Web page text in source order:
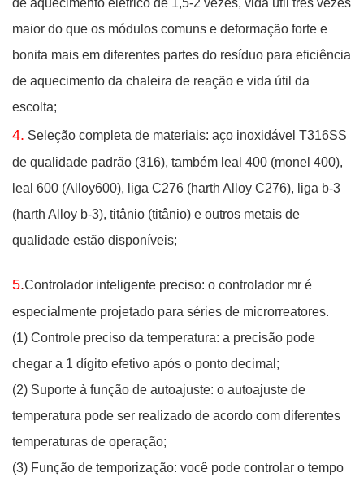
de aquecimento elétrico de 1,5-2 vezes, vida útil três vezes
maior do que os módulos comuns e deformação forte e
bonita mais em diferentes partes do resíduo para eficiência
de aquecimento da chaleira de reação e vida útil da
escolta;
4. Seleção completa de materiais: aço inoxidável T316SS
de qualidade padrão (316), também leal 400 (monel 400),
leal 600 (Alloy600), liga C276 (harth Alloy C276), liga b-3
(harth Alloy b-3), titânio (titânio) e outros metais de
qualidade estão disponíveis;
5.Controlador inteligente preciso: o controlador mr é
especialmente projetado para séries de microrreatores.
(1) Controle preciso da temperatura: a precisão pode
chegar a 1 dígito efetivo após o ponto decimal;
(2) Suporte à função de autoajuste: o autoajuste de
temperatura pode ser realizado de acordo com diferentes
temperaturas de operação;
(3) Função de temporização: você pode controlar o tempo